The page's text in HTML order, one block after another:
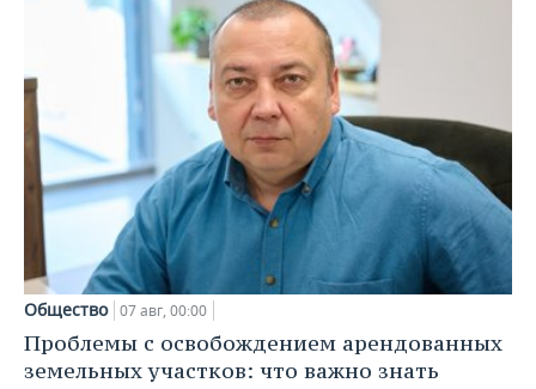
Общество 07 авг, 00:00
Проблемы с освобождением арендованных
земельных участков: что важно знать